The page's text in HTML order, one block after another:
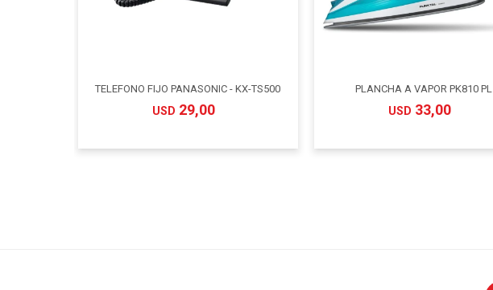
TELEFONO FIJO PANASONIC - KX-TS500
USD 29,00
PLANCHA A VAPOR PK810 PL
USD 33,00